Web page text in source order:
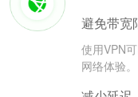
避免带宽
使用VPN
网络体验。